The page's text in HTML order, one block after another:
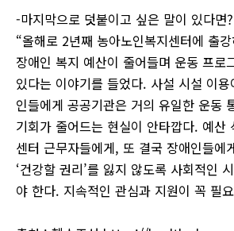
-마지막으로 덧붙이고 싶은 말이 있다면?
“올해로 2년째 농아노인복지센터에 출
장애인 복지 예산이 줄어들며 운동 프로
있다는 이야기를 들었다. 사설 시설 이
인들에게 공공기관은 거의 유일한 운동
기회가 줄어드는 현실이 안타깝다. 예산
센터 근무자들에게, 또 결국 장애인들에
‘건강할 권리’를 잃지 않도록 사회적인
야 한다. 지속적인 관심과 지원이 꼭 필